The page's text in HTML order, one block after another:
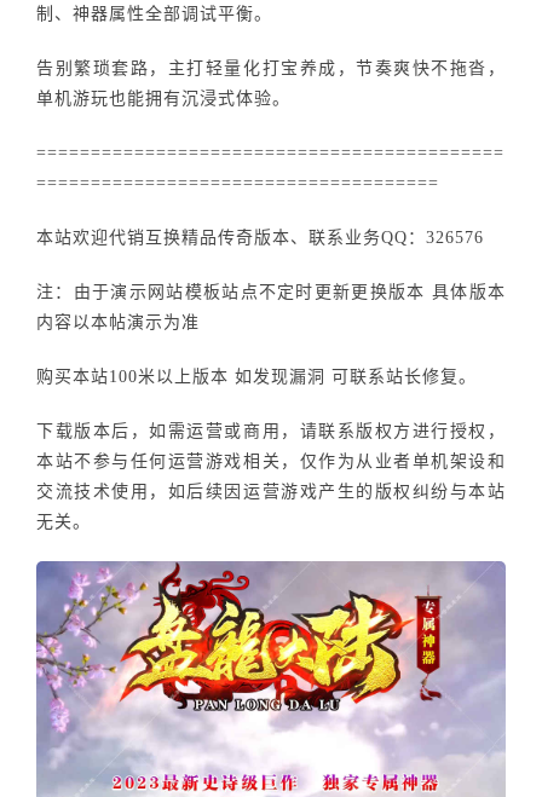
制、神器属性全部调试平衡。
告别繁琐套路，主打轻量化打宝养成，节奏爽快不拖沓，
单机游玩也能拥有沉浸式体验。
===========================================
=====================================
本站欢迎代销互换精品传奇版本、联系业务QQ：326576
注：由于演示网站模板站点不定时更新更换版本 具体版本
内容以本帖演示为准
购买本站100米以上版本 如发现漏洞 可联系站长修复。
下载版本后，如需运营或商用，请联系版权方进行授权，
本站不参与任何运营游戏相关，仅作为从业者单机架设和
交流技术使用，如后续因运营游戏产生的版权纠纷与本站
无关。